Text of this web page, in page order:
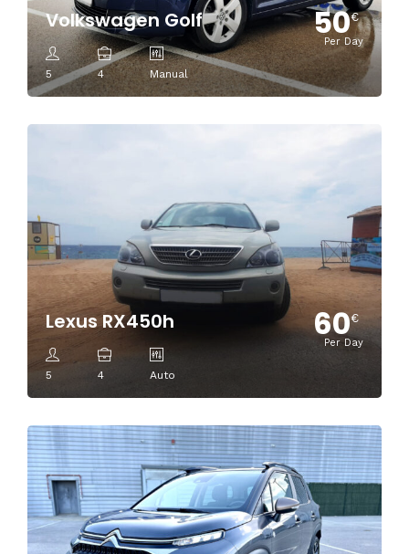
Volkswagen Golf
5 4 Manual
50€
Per Day
Lexus RX450h
5 4 Auto
60€
Per Day